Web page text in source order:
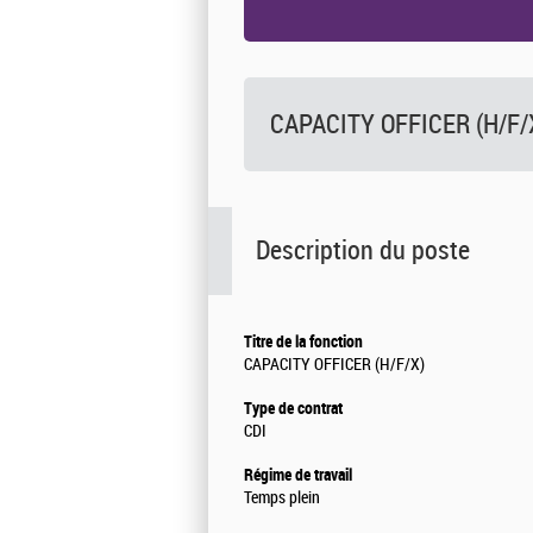
CAPACITY OFFICER (H/
Description du poste
Titre de la fonction
CAPACITY OFFICER (H/F/X)
Type de contrat
CDI
Régime de travail
Temps plein